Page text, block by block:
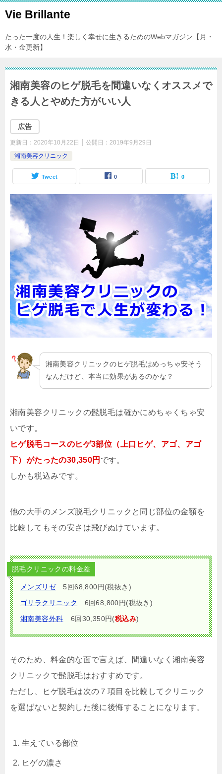
Vie Brillante
たった一度の人生！楽しく幸せに生きるためのWebマガジン【月・
水・金更新】
湘南美容のヒゲ脱毛を間違いなくオススメで
きる人とやめた方がいい人
広告
更新日： 2020年10月22日 公開日： 2019年9月29日
湘南美容クリニック
Tweet 0 0
湘南美容クリニックのヒゲ脱毛はめっちゃ安そう
なんだけど、本当に効果があるのかな？
湘南美容クリニックの髭脱毛は確かにめちゃくちゃ安
いです。
ヒゲ脱毛コースのヒゲ3部位（上口ヒゲ、アゴ、アゴ
下）がたったの30,350円 です。
しかも税込みです。
他の大手のメンズ脱毛クリニックと同じ部位の金額を
比較してもその安さは飛びぬけています。
脱毛クリニックの料金差
メンズリゼ5回68,800円(税抜き)
ゴリラクリニック
6回68,800円(税抜き)
湘南美容外科 6回30,350円(税込み)
そのため、料金的な面で言えば、間違いなく湘南美容
クリニックで髭脱毛はおすすめです。
ただし、ヒゲ脱毛は次の７項目を比較してクリニック
を選ばないと契約した後に後悔することになります。
生えている部位
ヒゲの濃さ